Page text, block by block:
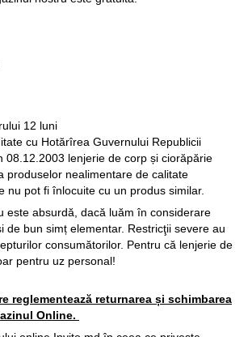
12 luni
cu Hotărîrea Guvernului Republicii
08.12.2003 lenjerie de corp și ciorăpărie
produselor nealimentare de calitate
nu pot fi înlocuite cu un produs similar.
este absurdă, dacă luăm în considerare
de bun simț elementar. Restricţii severe au
consumătorilor. Pentru că lenjerie de
pentru uz personal!
reglementează returnarea și schimbarea
Online.